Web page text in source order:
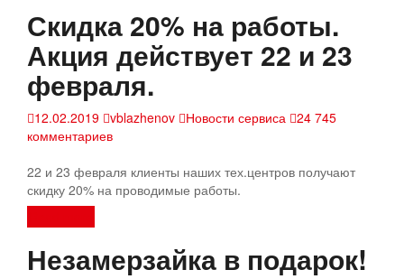
Скидка 20% на работы.
Акция действует 22 и 23
февраля.
12.02.2019 vblazhenov Новости сервиса 24 745
комментариев
22 и 23 февраля клиенты наших тех.центров получают
скидку 20% на проводимые работы.
Незамерзайка в подарок!